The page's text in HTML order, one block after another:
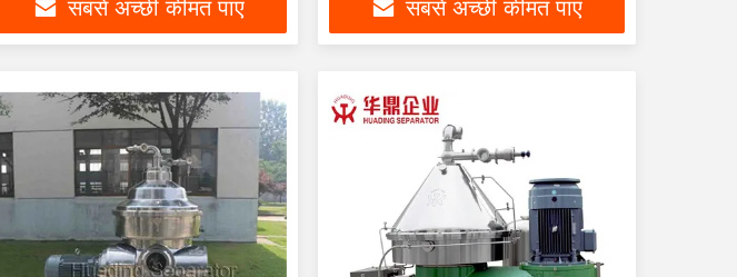
सबसे अच्छी कीमत पाएं सबसे अच्छी कीमत पाएं